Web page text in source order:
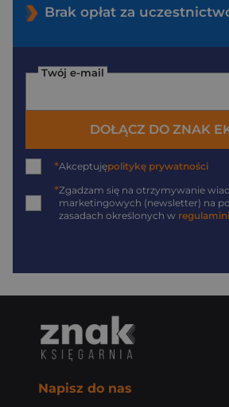
Brak opłat za
Twój e-mail
DOŁĄCZ DO ZNAK
*Akceptujępolitykę prywatności
*Zgadzam się na otrzymywanie
marketingowych (newsletter) na
zasadach określonych w
Napisz do nas